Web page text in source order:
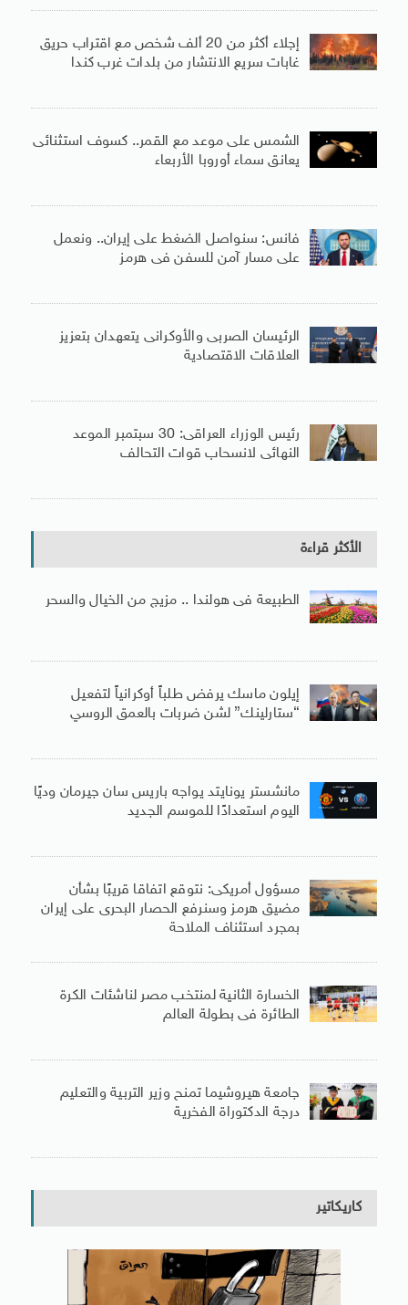
إجلاء أكثر من 20 ألف شخص مع اقتراب حريق
غابات سريع الانتشار من بلدات غرب كندا
الشمس على موعد مع القمر.. كسوف استثنائى
يعانق سماء أوروبا الأربعاء
فانس: سنواصل الضغط على إيران.. ونعمل
على مسار آمن للسفن فى هرمز
الرئيسان الصربى والأوكرانى يتعهدان بتعزيز
العلاقات الاقتصادية
رئيس الوزراء العراقى: 30 سبتمبر الموعد
النهائى لانسحاب قوات التحالف
الأكثر قراءة
الطبيعة فى هولندا .. مزيج من الخيال والسحر
إيلون ماسك يرفض طلباً أوكرانياً لتفعيل
“ستارلينك” لشن ضربات بالعمق الروسي
مانشستر يونايتد يواجه باريس سان جيرمان وديًا
اليوم استعدادًا للموسم الجديد
مسؤول أمريكى: نتوقع اتفاقا قريبًا بشأن
مضيق هرمز وسنرفع الحصار البحرى على إيران
بمجرد استئناف الملاحة
الخسارة الثانية لمنتخب مصر لناشئات الكرة
الطائرة فى بطولة العالم
جامعة هيروشيما تمنح وزير التربية والتعليم
درجة الدكتوراة الفخرية
كاريكاتير